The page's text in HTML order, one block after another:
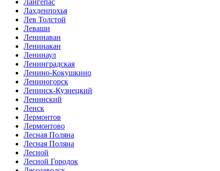
Лангепас
Лахденпохья
Лев Толстой
Леваши
Ленинаван
Ленинакан
Ленинаул
Ленинградская
Ленино-Кокушкино
Лениногорск
Ленинск-Кузнецкий
Ленинский
Ленск
Лермонтов
Лермонтово
Лесная Поляна
Лесная Поляна
Лесной
Лесной Городок